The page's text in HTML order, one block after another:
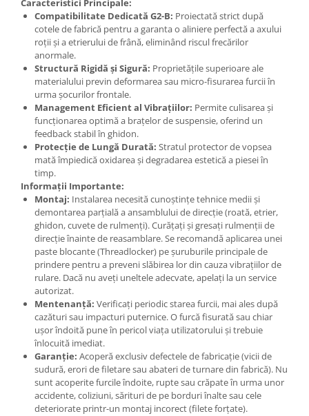
Caracteristici Principale:
Compatibilitate Dedicată G2-B: Proiectată strict după
cotele de fabrică pentru a garanta o aliniere perfectă a axului
roții și a etrierului de frână, eliminând riscul frecărilor
anormale.
Structură Rigidă și Sigură: Proprietățile superioare ale
materialului previn deformarea sau micro-fisurarea furcii în
urma șocurilor frontale.
Management Eficient al Vibrațiilor: Permite culisarea și
funcționarea optimă a brațelor de suspensie, oferind un
feedback stabil în ghidon.
Protecție de Lungă Durată: Stratul protector de vopsea
mată împiedică oxidarea și degradarea estetică a piesei în
timp.
Informații Importante:
Montaj: Instalarea necesită cunoștințe tehnice medii și
demontarea parțială a ansamblului de direcție (roată, etrier,
ghidon, cuvete de rulmenți). Curățați și gresați rulmenții de
direcție înainte de reasamblare. Se recomandă aplicarea unei
paste blocante (Threadlocker) pe șuruburile principale de
prindere pentru a preveni slăbirea lor din cauza vibrațiilor de
rulare. Dacă nu aveți uneltele adecvate, apelați la un service
autorizat.
Mentenanță: Verificați periodic starea furcii, mai ales după
cazături sau impacturi puternice. O furcă fisurată sau chiar
ușor îndoită pune în pericol viața utilizatorului și trebuie
înlocuită imediat.
Garanție: Acoperă exclusiv defectele de fabricație (vicii de
sudură, erori de filetare sau abateri de turnare din fabrică). Nu
sunt acoperite furcile îndoite, rupte sau crăpate în urma unor
accidente, coliziuni, sărituri de pe borduri înalte sau cele
deteriorate printr-un montaj incorect (filete forțate).